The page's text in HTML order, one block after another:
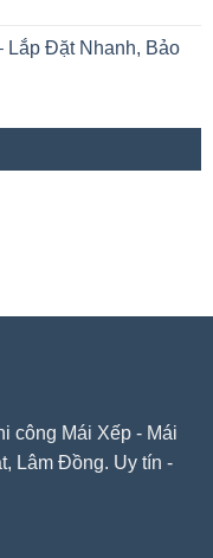
Lắp Đặt Nhanh, Bảo
công Mái Xếp - Mái
Lâm Đồng. Uy tín -